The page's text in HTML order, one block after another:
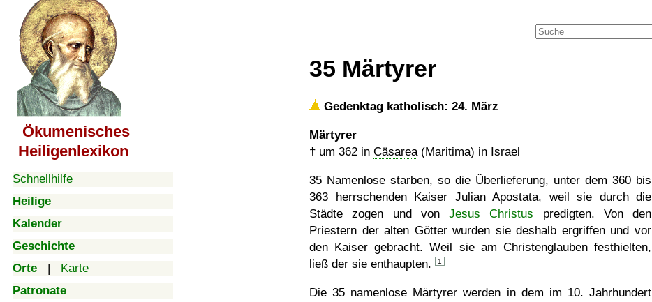
Ökumenisches
Heiligenlexikon
Schnellhilfe
Heilige
Kalender
Geschichte
Orte | Karte
Patronate
35 Märtyrer
Gedenktag katholisch: 24. März
Märtyrer
† um 362 in Cäsarea(Maritima) in Israel
35 Namenlose starben, so die Überlieferung, unter dem 360 bis
363 herrschenden Kaiser Julian Apostata, weil sie durch die
Städte zogen und von Jesus Christus predigten. Von den
Priestern der alten Götter wurden sie deshalb ergriffen und vor
den Kaiser gebracht. Weil sie am Christenglauben festhielten,
ließ der sie enthaupten.
1
Die 35 namenlose Märtyrer werden in dem im 10. Jahrhundert